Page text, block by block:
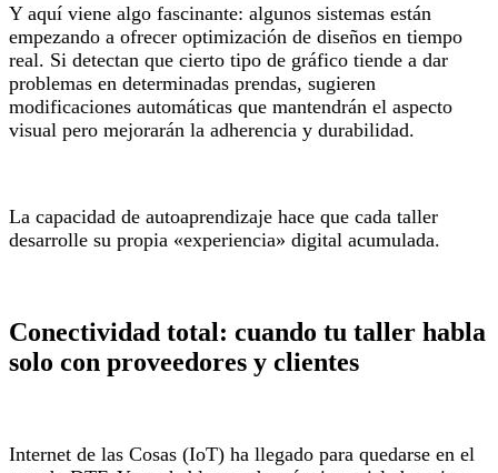
Y aquí viene algo fascinante: algunos sistemas están
empezando a ofrecer optimización de diseños en tiempo
real. Si detectan que cierto tipo de gráfico tiende a dar
problemas en determinadas prendas, sugieren
modificaciones automáticas que mantendrán el aspecto
visual pero mejorarán la adherencia y durabilidad.
La capacidad de autoaprendizaje hace que cada taller
desarrolle su propia «experiencia» digital acumulada.
Conectividad total: cuando tu taller habla
solo con proveedores y clientes
Internet de las Cosas (IoT) ha llegado para quedarse en el